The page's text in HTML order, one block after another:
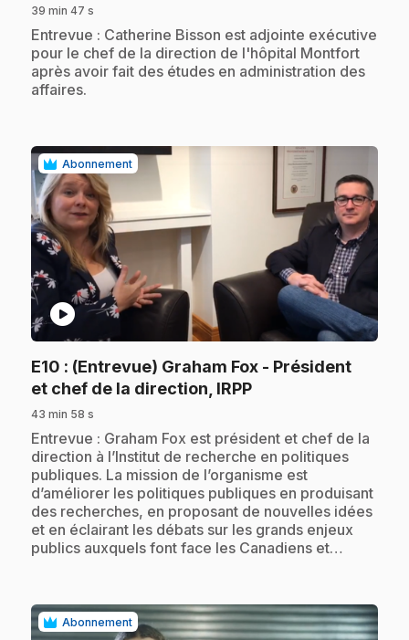
39 min 47 s
.Entrevue : Catherine Bisson est adjointe exécutive
pour le chef de la direction de l'hôpital Montfort
après avoir fait des études en administration des
affaires.
Abonnement
play_circle
E10 : (Entrevue) Graham Fox - Président
et chef de la direction, IRPP.
43 min 58 s
.Entrevue : Graham Fox est président et chef de la
direction à l’Institut de recherche en politiques
publiques. La mission de l’organisme est
d’améliorer les politiques publiques en produisant
des recherches, en proposant de nouvelles idées
et en éclairant les débats sur les grands enjeux
publics auxquels font face les Canadiens et…
Abonnement